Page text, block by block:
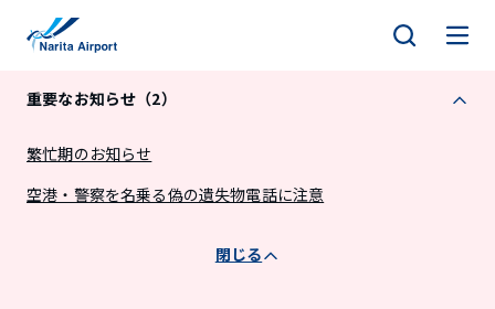
重要なお知らせ（2）
繁忙期のお知らせ
空港・警察を名乗る偽の遺失物電話に注意
閉じる